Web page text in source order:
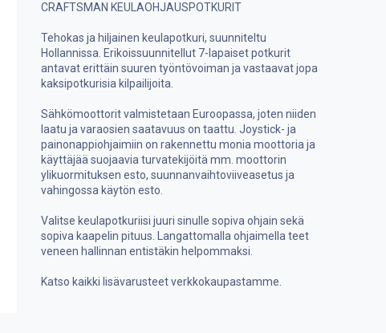
CRAFTSMAN KEULAOHJAUSPOTKURIT
Tehokas ja hiljainen keulapotkuri, suunniteltu
Hollannissa. Erikoissuunnitellut 7-lapaiset potkurit
antavat erittäin suuren työntövoiman ja vastaavat jopa
kaksipotkurisia kilpailijoita.
Sähkömoottorit valmistetaan Euroopassa, joten niiden
laatu ja varaosien saatavuus on taattu. Joystick- ja
painonappiohjaimiin on rakennettu monia moottoria ja
käyttäjää suojaavia turvatekijöitä mm. moottorin
ylikuormituksen esto, suunnanvaihtoviiveasetus ja
vahingossa käytön esto.
Valitse keulapotkuriisi juuri sinulle sopiva ohjain sekä
sopiva kaapelin pituus. Langattomalla ohjaimella teet
veneen hallinnan entistäkin helpommaksi.
Katso kaikki lisävarusteet verkkokaupastamme.